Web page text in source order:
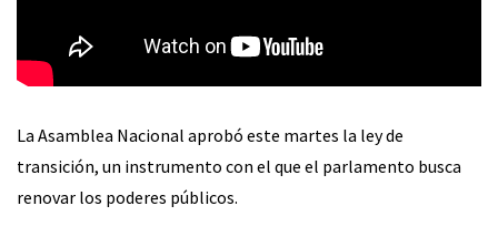
La Asamblea Nacional aprobó este martes la ley de
transición, un instrumento con el que el parlamento busca
renovar los poderes públicos.